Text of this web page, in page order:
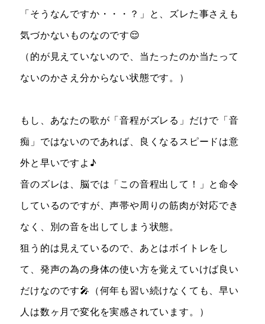
「そうなんですか・・・？」と、ズレた事さえも
気づかないものなのです😌
（的が見えていないので、当たったのか当たって
ないのかさえ分からない状態です。）
もし、あなたの歌が「音程がズレる」だけで「音
痴」ではないのであれば、良くなるスピードは意
外と早いですよ♪
音のズレは、脳では「この音程出して！」と命令
しているのですが、声帯や周りの筋肉が対応でき
なく、別の音を出してしまう状態。
狙う的は見えているので、あとはボイトレをし
て、発声の為の身体の使い方を覚えていけば良い
だけなのです🎤（何年も習い続けなくても、早い
人は数ヶ月で変化を実感されています。）